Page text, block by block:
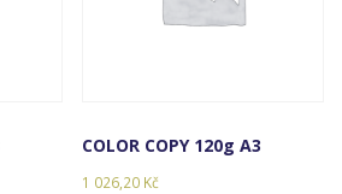
COLOR COPY 120g A3
1 026,20 Kč